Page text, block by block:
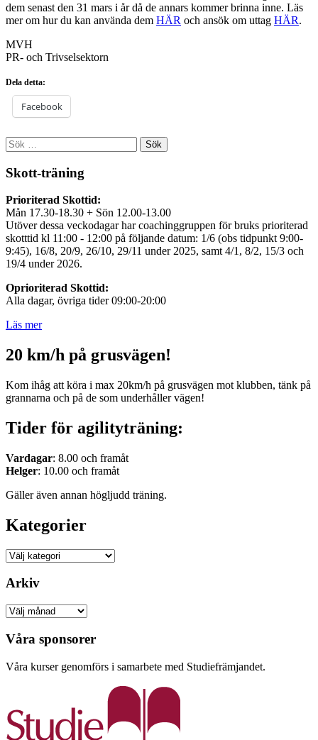
dem senast den 31 mars i år då de annars kommer brinna inne. Läs
mer om hur du kan använda dem HÄR och ansök om uttag HÄR.
MVH
PR- och Trivselsektorn
Dela detta:
Facebook
Sök
efter:
Skott-träning
Prioriterad Skottid:
Mån 17.30-18.30 + Sön 12.00-13.00
Utöver dessa veckodagar har coachinggruppen för bruks prioriterad
skotttid kl 11:00 - 12:00 på följande datum: 1/6 (obs tidpunkt 9:00-
9:45), 16/8, 20/9, 26/10, 29/11 under 2025, samt 4/1, 8/2, 15/3 och
19/4 under 2026.
Oprioriterad Skottid:
Alla dagar, övriga tider 09:00-20:00
Läs mer
20 km/h på grusvägen!
Kom ihåg att köra i max 20km/h på grusvägen mot klubben, tänk på
grannarna och på de som underhåller vägen!
Tider för agilityträning:
Vardagar: 8.00 och framåt
Helger: 10.00 och framåt
Gäller även annan högljudd träning.
Kategorier
Kategorier
Arkiv
Arkiv
Våra sponsorer
Våra kurser genomförs i samarbete med Studiefrämjandet.